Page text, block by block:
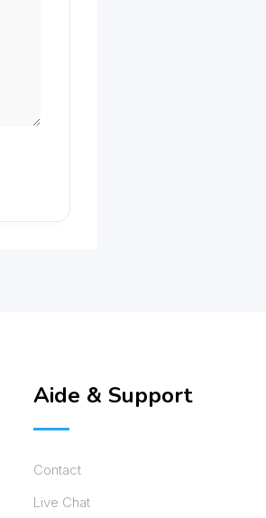
Aide & Support
Contact
Live Chat